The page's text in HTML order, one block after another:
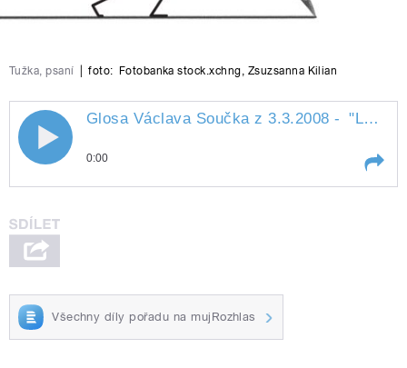
Tužka, psaní foto: Fotobanka stock.xchng, Zsuzsanna Kilian
Glosa Václava Součka z 3.3.2008 -
"Lepší nečas"
Glosa Václava Součka z 3.3.2008 - "Lepší nečas"
0:00
Všechny díly pořadu na mujRozhlas